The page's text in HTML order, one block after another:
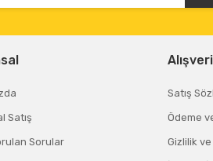
Satış
Sorular
Satış
Ödeme
Gizlilik